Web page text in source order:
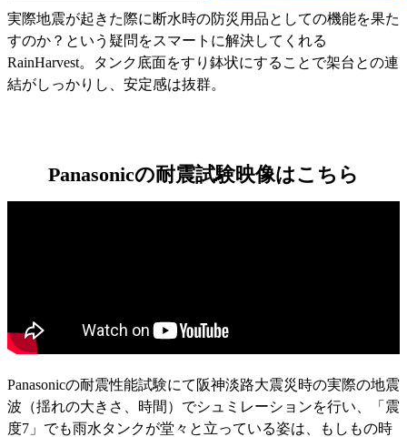
実際地震が起きた際に断水時の防災用品としての機能を果た
すのか？という疑問をスマートに解決してくれる
RainHarvest。タンク底面をすり鉢状にすることで架台との連
結がしっかりし、安定感は抜群。
Panasonicの耐震試験映像はこちら
Panasonicの耐震性能試験にて阪神淡路大震災時の実際の地震
波（揺れの大きさ、時間）でシュミレーションを行い、「震
度7」でも雨水タンクが堂々と立っている姿は、もしもの時